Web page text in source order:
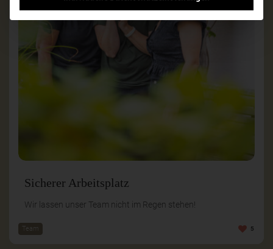
Sicherer Arbeitsplatz
Wir lassen unser Team nicht im Regen stehen!
Team 5